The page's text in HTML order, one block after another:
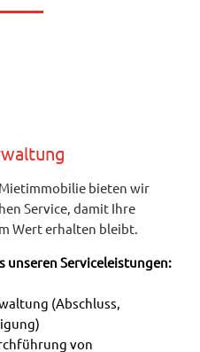
bieten wir
Service, damit Ihre
Wert erhalten bleibt.
unseren Serviceleistungen:
(Abschluss,
von